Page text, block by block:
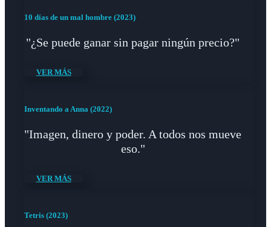
10 días de un mal hombre (2023)
"¿Se puede ganar sin pagar ningún precio?"
VER MÁS
Inventando a Anna (2022)
"Imagen, dinero y poder. A todos nos mueve
eso."
VER MÁS
Tetris (2023)